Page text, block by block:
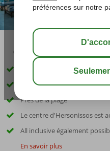
03:30
Chambres avec bain à
Vues panoramiques sur la
Près de la plage
Le centre d'Hersonissos est
All inclusive également
En savoir plus